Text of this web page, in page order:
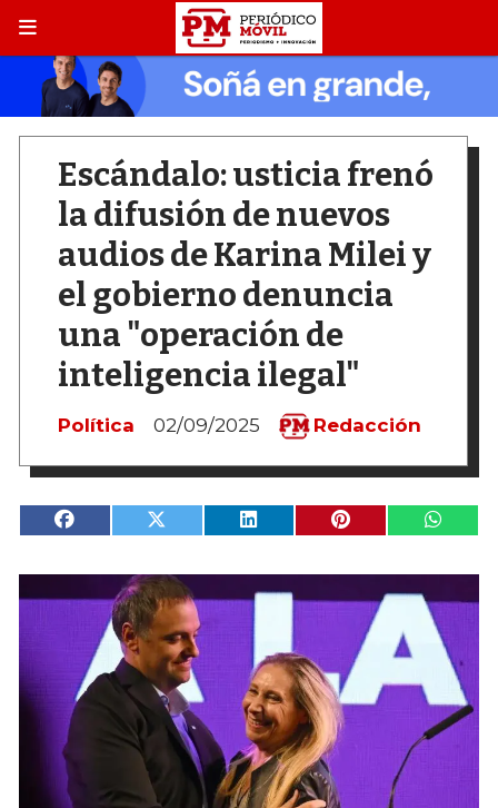
Escándalo: usticia frenó
la difusión de nuevos
audios de Karina Milei y
el gobierno denuncia
una "operación de
inteligencia ilegal"
Política 02/09/2025 Redacción